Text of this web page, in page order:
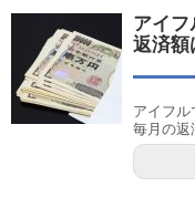
アイフ
返済額
アイフル
毎月の返